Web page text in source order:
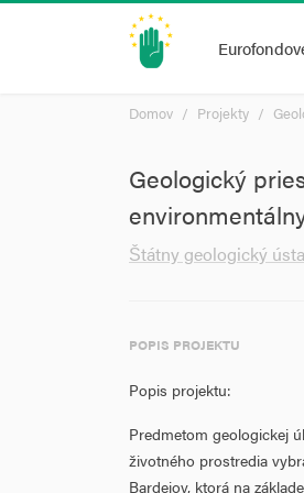
Domov Projekty
Geologický
Štátny geologický
POPIS PROJEKTU
Popis projektu:
Predmetom geologickej
životného prostredia
Bardejov, ktorá na